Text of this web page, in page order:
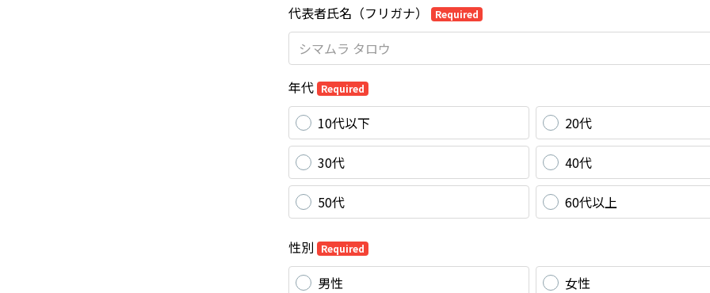
代表者氏名（フリガナ） Required
年代 Required
10代以下 20代
30代 40代
50代 60代以上
性別 Required
男性 女性